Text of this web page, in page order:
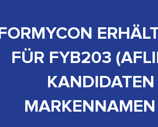
FORMYCON
FÜR FYB203